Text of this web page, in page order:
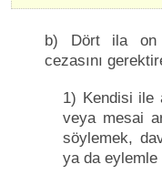
b) Dört ila on
cezasını
1) Kendisi ile
veya mesai
söylemek,
ya da